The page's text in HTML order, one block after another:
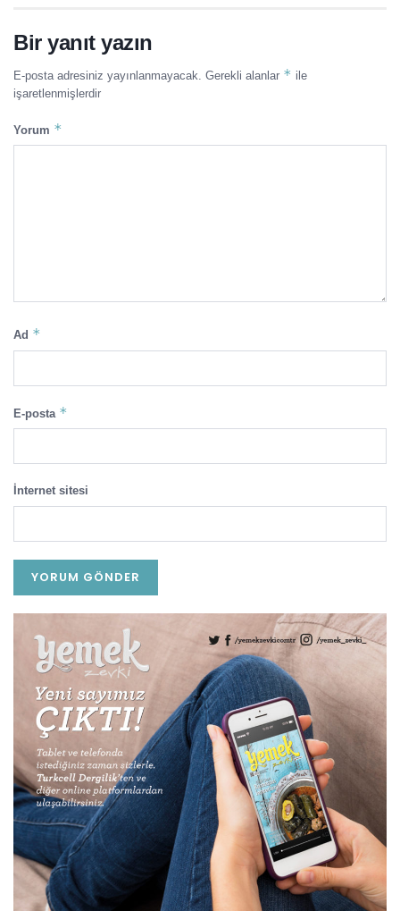
Bir yanıt yazın
E-posta adresiniz yayınlanmayacak. Gerekli alanlar * ile
işaretlenmişlerdir
Yorum *
Ad *
E-posta *
İnternet sitesi